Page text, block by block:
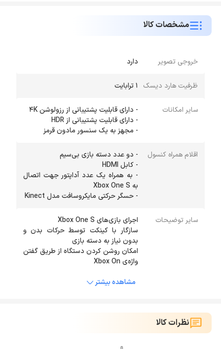
مشخصات کالا
خروجی تصویر دارد
ظرفیت هارد دیسک 1 ترابایت
سایر امکانات
- دارای قابلیت پشتیبانی از رزولوشن 4K
- دارای قابلیت پشتیبانی از HDR
- مجهز به یك سنسور مادون قرمز
اقلام همراه کنسول
- دو عدد دسته‌ بازی بی‌سیم
- كابل HDMI
- به همراه یك عدد آداپتور جهت اتصال
به Xbox One S
- حسگر حركتی مایكروسافت مدل Kinect
سایر توضیحات
اجرای بازی‌های Xbox One S
سازگار با كینكت توسط حركات بدن و
بدون نیاز به دسته بازی
امكان روشن كردن دستگاه از طریق گفتن
واژه‌ی Xbox On
مشاهده بیشتر
نظرات کالا